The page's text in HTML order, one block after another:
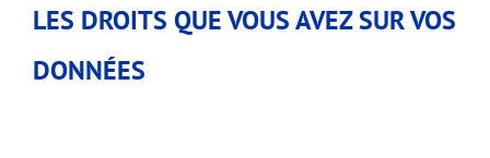
LES DROITS QUE VOUS AVEZ SUR VOS
DONNÉES